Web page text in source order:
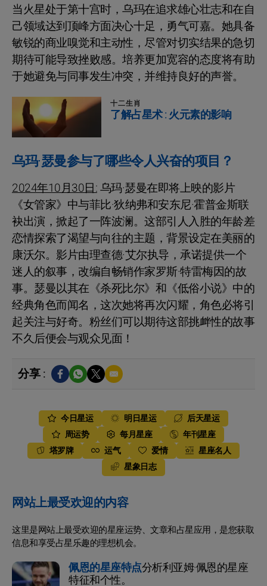
当火星处于第十宫时，乌玛在追求雄心壮志和在自
己领域达到顶峰方面决心十足，勇气可嘉。她具备
敏锐的商业嗅觉和主动性，尽管对切实结果的急切
期待可能导致挫败感。培养更加宽容的态度将有助
于她避免与同事发生冲突，并维持良好的声誉。
十二生肖
了解占星术 : 火元素的影响
乌玛·瑟曼参与了哪些令人兴奋的项目？
2024年10月30日:乌玛·瑟曼在即将上映的影片
《女管家》中与菲比·狄纳弗和安东尼·霍普金斯联
袂出演，掀起了一阵波澜。这部引人入胜的年龄差
恋情探索了渴望与向往的主题，背景设定在美丽的
康沃尔。影片由理查德·艾尔执导，承诺提供一个
迷人的叙事，改编自畅销作家罗斯·特雷梅因的故
事。瑟曼以其在《杀死比尔》和《低俗小说》中的
经典角色而闻名，这次她将再次闪耀，角色必将引
起关注与好奇。粉丝们可以期待这部挑衅性的故事
不久后便会与观众见面！
分享 :
今日星运 明日星运
后天星运
周运势
每月星座
年刊星座
塔罗牌
运气 爱情
星座名人
星象日志
网站上最受欢迎的内容
这里是网站上最受欢迎的星座运势、文章和占星应用，是您获取
信息和享受占星乐趣的理想机会。
佩恩的星座特点分析利亚姆·佩恩的星座
特征和个性。